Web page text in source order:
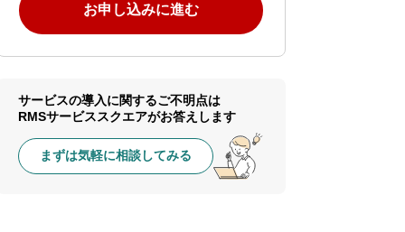
お申し込みに進む
サービスの導入に関するご不明点は
RMSサービススクエアがお答えします
まずは気軽に相談してみる